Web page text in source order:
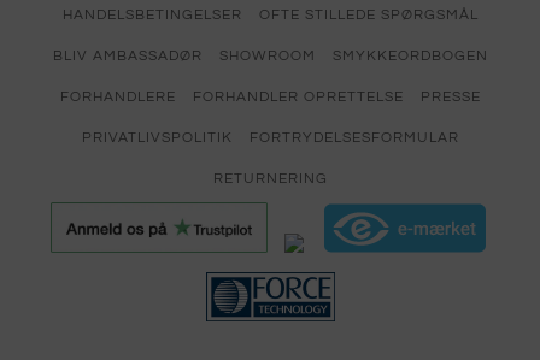
HANDELSBETINGELSER OFTE STILLEDE SPØRGSMÅL
BLIV AMBASSADØR SHOWROOM SMYKKEORDBOGEN
FORHANDLERE FORHANDLER OPRETTELSE PRESSE
PRIVATLIVSPOLITIK FORTRYDELSESFORMULAR
RETURNERING